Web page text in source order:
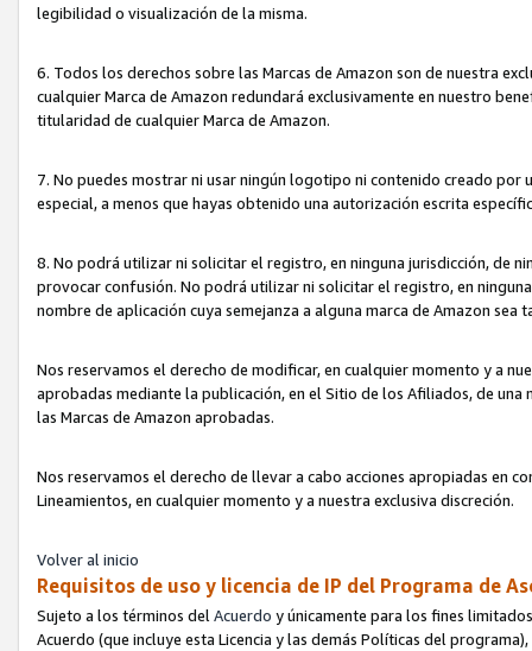
legibilidad o visualización de la misma.
6. Todos los derechos sobre las Marcas de Amazon son de nuestra
cualquier Marca de Amazon redundará exclusivamente en nuestro
titularidad de cualquier Marca de Amazon.
7. No puedes mostrar ni usar ningún logotipo ni contenido creado por
especial, a menos que hayas obtenido una autorización escrita
8. No podrá utilizar ni solicitar el registro, en ninguna jurisdicción, de
provocar confusión. No podrá utilizar ni solicitar el registro, en
nombre de aplicación cuya semejanza a alguna marca de Amazon
Nos reservamos el derecho de modificar, en cualquier momento y a
aprobadas mediante la publicación, en el Sitio de los Afiliados, de
las Marcas de Amazon aprobadas.
Nos reservamos el derecho de llevar a cabo acciones apropiadas en
Lineamientos, en cualquier momento y a nuestra exclusiva discreción.
Volver al inicio
Requisitos de uso y licencia de IP del Programa de
Sujeto a los términos del Acuerdo y únicamente para los fines
Acuerdo (que incluye esta Licencia y las demás Políticas del